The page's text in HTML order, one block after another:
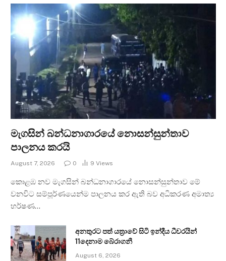
මැගසින් බන්ධනාගාරයේ නොසන්සුන්තාව
පාලනය කරයි
August 7, 2026 0 9 Views
කොළඹ නව මැගසින් බන්ධනාගාරයේ නොසන්සුන්තාව මේ
වනවිට සම්පූර්ණයෙන්ම පාලනය කර ඇති බව අධිකරණ අමාත්‍ය
හර්ෂණ…
අනතුරට පත් යත්‍රාවේ සිටි ඉන්දීය ධීවරයින්
11දෙනාම බේරාගනී
August 6, 2026